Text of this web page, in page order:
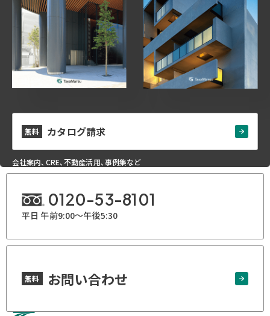
無料 カタログ請求
会社案内、CRE、不動産活用、事例集など
0120-53-8101
平日 午前9:00～午後5:30
無料 お問い合わせ